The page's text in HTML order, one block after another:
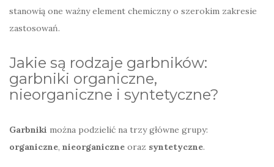
stanowią one ważny element chemiczny o szerokim zakresie
zastosowań.
Jakie są rodzaje garbników:
garbniki organiczne,
nieorganiczne i syntetyczne?
Garbniki można podzielić na trzy główne grupy:
organiczne, nieorganiczne oraz syntetyczne.